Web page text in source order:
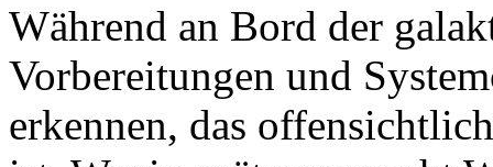
Während an Bord der
Vorbereitungen und
erkennen, das